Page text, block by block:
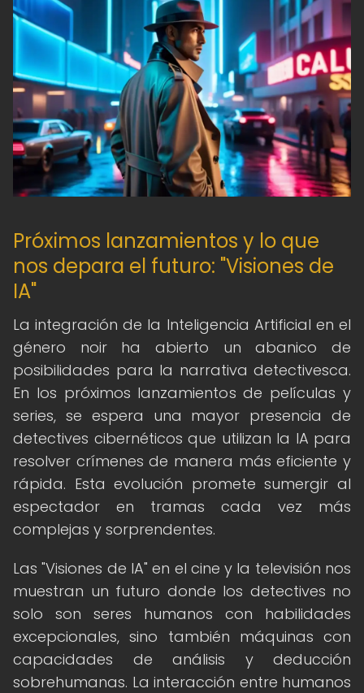
Próximos lanzamientos y lo que
nos depara el futuro: "Visiones de
IA"
La integración de la Inteligencia Artificial en el
género noir ha abierto un abanico de
posibilidades para la narrativa detectivesca.
En los próximos lanzamientos de películas y
series, se espera una mayor presencia de
detectives cibernéticos que utilizan la IA para
resolver crímenes de manera más eficiente y
rápida. Esta evolución promete sumergir al
espectador en tramas cada vez más
complejas y sorprendentes.
Las "Visiones de IA" en el cine y la televisión nos
muestran un futuro donde los detectives no
solo son seres humanos con habilidades
excepcionales, sino también máquinas con
capacidades de análisis y deducción
sobrehumanas. La interacción entre humanos